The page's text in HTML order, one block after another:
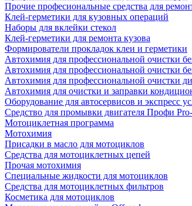
Прочие професиональные средства для
Клей-герметики для кузовных операций
Наборы для вклейки стекол
Клей-герметики для ремонта кузова
Формирователи прокладок клеи и герметики
Автохимия для профессиональной очистки
Автохимия для профессиональной очистки
Автохимия для профессиональной очистки
Автохимия для очистки и заправки
Оборудование для автосервисов и экспресс
Средство для промывки двигателя Профи
Мотоциклетная программа
Мотохимия
Присадки в масло для мотоциклов
Средства для мотоциклетных цепей
Прочая мотохимия
Специальные жидкости для мотоциклов
Средства для мотоциклетных фильтров
Косметика для мотоциклов